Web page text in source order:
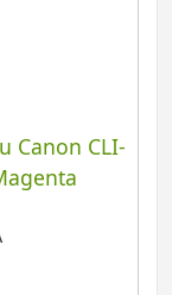
Canon CLI-